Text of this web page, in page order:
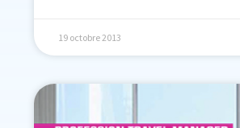
19 octobre 2013